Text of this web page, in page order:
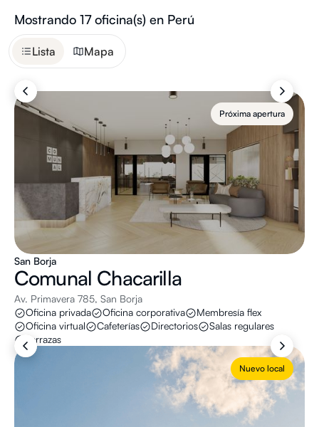
Mostrando 17oficina(s) en Perú
Lista Mapa
San Borja
Comunal Chacarilla
Av. Primavera 785, San Borja
Oficina privada
Oficina corporativa
Membresía flex
Oficina virtual
Cafeterías Directorios
Salas regulares
Terrazas
Próxima apertura
Nuevo local